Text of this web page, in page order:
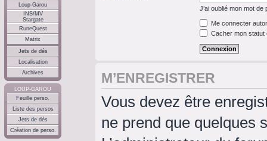
Loup-Garou
INS/MV
Stargate
RuneQuest
Matrix
Jets de dés
Localisation
Archives
LOUP-GAROU
Feuille perso.
Liste des persos
Jets de dés
Création de perso.
J’ai oublié mon mot de
Me connecter
Cacher mon statut
M’ENREGISTRER
Vous devez être
ne prend que quelques